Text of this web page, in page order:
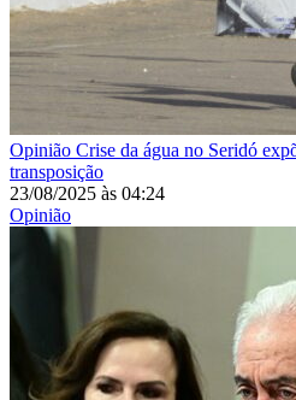
Opinião Crise da água no Seridó
transposição
23/08/2025 às 04:24
Opinião